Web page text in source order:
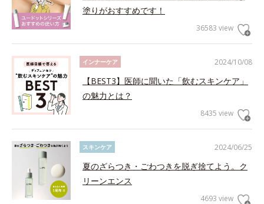
塗りがおすすめです！
36583 view
2024/10/08
インナーケア
【BEST3】医師に聞いた「飲むスキンケア」
の魅力とは？
8435 view
2024/06/25
スキンケア
夏のざらつき・ごわつきを脱ぎ捨てよう。ク
リーンエンス
4693 view